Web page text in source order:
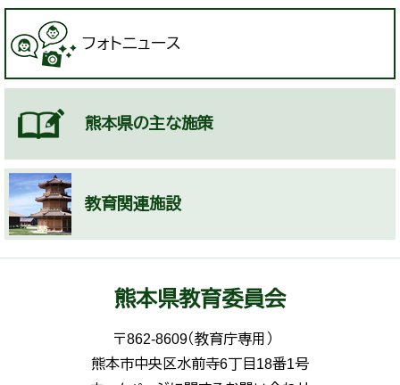
フォトニュース
熊本県の主な施策
教育関連施設
熊本県教育委員会
〒862-8609（教育庁専用）
熊本市中央区水前寺6丁目18番1号